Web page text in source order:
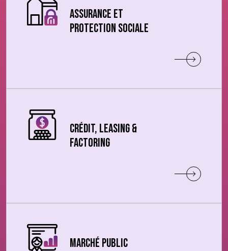
Assurance et
protection sociale
Crédit, Leasing &
Factoring
Marché public